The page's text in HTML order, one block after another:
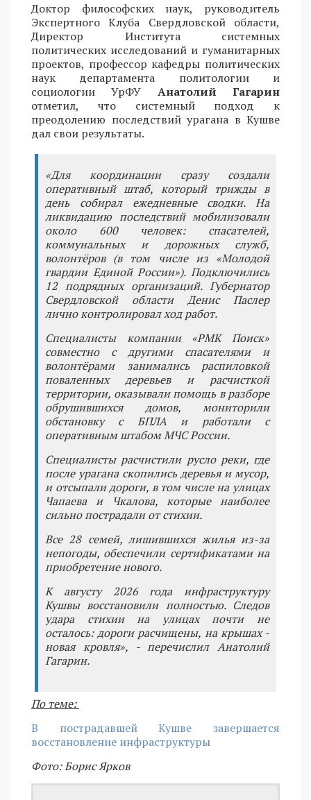
Доктор философских наук, руководитель
Экспертного Клуба Свердловской области,
Директор Института системных
политических исследований и гуманитарных
проектов, профессор кафедры политических
наук департамента политологии и
социологии УрФУ Анатолий Гагарин
отметил, что системный подход к
преодолению последствий урагана в Кушве
дал свои результаты.
«Для координации сразу создали
оперативный штаб, который трижды в
день собирал ежедневные сводки. На
ликвидацию последствий мобилизовали
около 600 человек: спасателей,
коммунальных и дорожных служб,
волонтёров (в том числе из «Молодой
гвардии Единой России»). Подключились
12 подрядных организаций. Губернатор
Свердловской области Денис Паслер
лично контролировал ход работ.
Специалисты компании «РМК Поиск»
совместно с другими спасателями и
волонтёрами занимались распиловкой
поваленных деревьев и расчисткой
территории, оказывали помощь в разборе
обрушившихся домов, мониторили
обстановку с БПЛА и работали с
оперативным штабом МЧС России.
Специалисты расчистили русло реки, где
после урагана скопились деревья и мусор,
и отсыпали дороги, в том числе на улицах
Чапаева и Чкалова, которые наиболее
сильно пострадали от стихии.
Все 28 семей, лишившихся жилья из-за
непогоды, обеспечили сертификатами на
приобретение нового.
К августу 2026 года инфраструктуру
Кушвы восстановили полностью. Следов
удара стихии на улицах почти не
осталось: дороги расчищены, на крышах -
новая кровля», - перечислил Анатолий
Гагарин.
По теме:
В пострадавшей Кушве завершается
восстановление инфраструктуры
Фото: Борис Ярков